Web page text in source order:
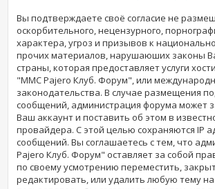
Вы подтверждаете своё согласие не
оскорбительного, нецензурного,
характера, угроз и призывов к
прочих материалов, нарушаюших законы
страны, которая предоставляет услуги
"MMC Pajero Клуб. Форум", или
законодательства. В случае размещения
сообщений, администрация форума может
Ваш аккаунт и поставить об этом в
провайдера. С этой целью сохраняются IP
сообщений. Вы соглашаетесь с тем, что
Pajero Клуб. Форум" оставляет за собой
по своему усмотрению переместить,
редактировать, или удалить любую тему